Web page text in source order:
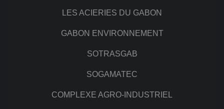
LES ACIERIES DU GABON
GABON ENVIRONNEMENT
SOTRASGAB
SOGAMATEC
COMPLEXE AGRO-INDUSTRIEL